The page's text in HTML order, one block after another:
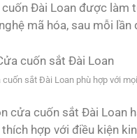
Đài Loan được
mã hóa, sau mỗi
cuốn sắt Đài Loan phù hợp với
cửa cuốn sắt Đài Loan
hợp với điều kiện